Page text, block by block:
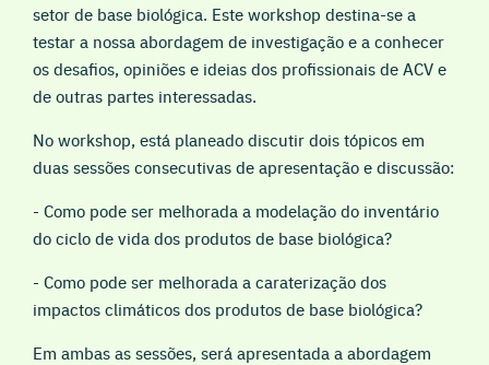
setor de base biológica. Este workshop destina-se a
testar a nossa abordagem de investigação e a conhecer
os desafios, opiniões e ideias dos profissionais de ACV e
de outras partes interessadas.
No workshop, está planeado discutir dois tópicos em
duas sessões consecutivas de apresentação e discussão:
- Como pode ser melhorada a modelação do inventário
do ciclo de vida dos produtos de base biológica?
- Como pode ser melhorada a caraterização dos
impactos climáticos dos produtos de base biológica?
Em ambas as sessões, será apresentada a abordagem